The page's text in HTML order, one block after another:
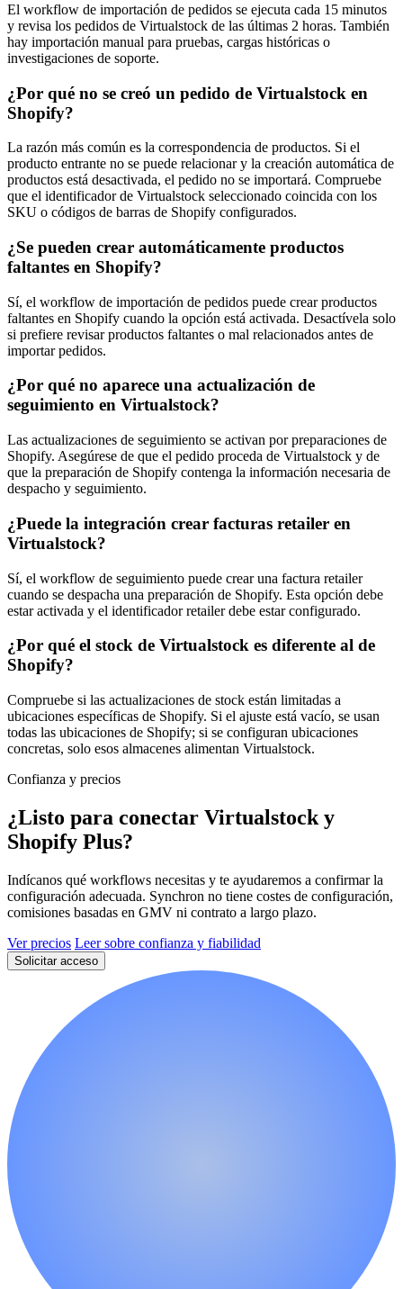
El workflow de importación de pedidos se ejecuta cada 15 minutos
y revisa los pedidos de Virtualstock de las últimas 2 horas. También
hay importación manual para pruebas, cargas históricas o
investigaciones de soporte.
¿Por qué no se creó un pedido de Virtualstock en
Shopify?
La razón más común es la correspondencia de productos. Si el
producto entrante no se puede relacionar y la creación automática de
productos está desactivada, el pedido no se importará. Compruebe
que el identificador de Virtualstock seleccionado coincida con los
SKU o códigos de barras de Shopify configurados.
¿Se pueden crear automáticamente productos
faltantes en Shopify?
Sí, el workflow de importación de pedidos puede crear productos
faltantes en Shopify cuando la opción está activada. Desactívela solo
si prefiere revisar productos faltantes o mal relacionados antes de
importar pedidos.
¿Por qué no aparece una actualización de
seguimiento en Virtualstock?
Las actualizaciones de seguimiento se activan por preparaciones de
Shopify. Asegúrese de que el pedido proceda de Virtualstock y de
que la preparación de Shopify contenga la información necesaria de
despacho y seguimiento.
¿Puede la integración crear facturas retailer en
Virtualstock?
Sí, el workflow de seguimiento puede crear una factura retailer
cuando se despacha una preparación de Shopify. Esta opción debe
estar activada y el identificador retailer debe estar configurado.
¿Por qué el stock de Virtualstock es diferente al de
Shopify?
Compruebe si las actualizaciones de stock están limitadas a
ubicaciones específicas de Shopify. Si el ajuste está vacío, se usan
todas las ubicaciones de Shopify; si se configuran ubicaciones
concretas, solo esos almacenes alimentan Virtualstock.
Confianza y precios
¿Listo para conectar Virtualstock y
Shopify Plus?
Indícanos qué workflows necesitas y te ayudaremos a confirmar la
configuración adecuada. Synchron no tiene costes de configuración,
comisiones basadas en GMV ni contrato a largo plazo.
Ver precios Leer sobre confianza y fiabilidad
Solicitar acceso